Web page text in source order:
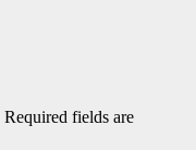
Required fields are